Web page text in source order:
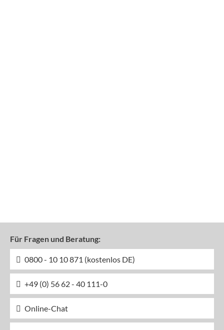
Für Fragen und Beratung:
0800 - 10 10 871 (kostenlos DE)
+49 (0) 56 62 - 40 111-0
Online-Chat